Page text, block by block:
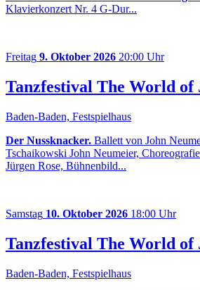
Klavierkonzert Nr. 4 G-Dur...
Freitag 9. Oktober 2026 20:00 Uhr
Tanzfestival The World of
Baden-Baden, Festspielhaus
Der Nussknacker. Ballett von John
Tschaikowski John Neumeier,
Jürgen Rose, Bühnenbild...
Samstag 10. Oktober 2026 18:00 Uhr
Tanzfestival The World of
Baden-Baden, Festspielhaus